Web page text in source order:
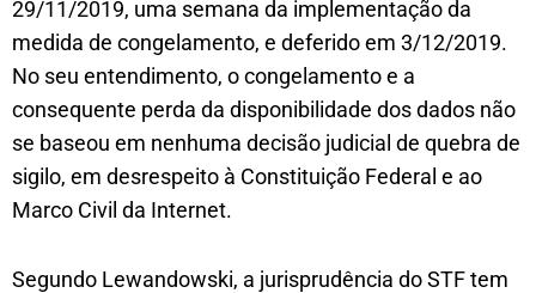
29/11/2019, uma semana da implementação da
medida de congelamento, e deferido em 3/12/2019.
No seu entendimento, o congelamento e a
consequente perda da disponibilidade dos dados não
se baseou em nenhuma decisão judicial de quebra de
sigilo, em desrespeito à Constituição Federal e ao
Marco Civil da Internet.
Segundo Lewandowski, a jurisprudência do STF tem